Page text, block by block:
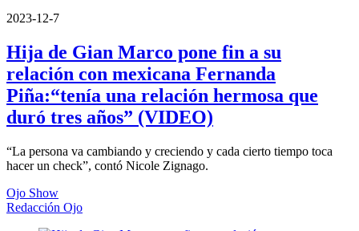
2023-12-7
Hija de Gian Marco pone fin a su
relación con mexicana Fernanda
Piña:“tenía una relación hermosa que
duró tres años” (VIDEO)
“La persona va cambiando y creciendo y cada cierto tiempo toca
hacer un check”, contó Nicole Zignago.
Ojo Show
Redacción Ojo